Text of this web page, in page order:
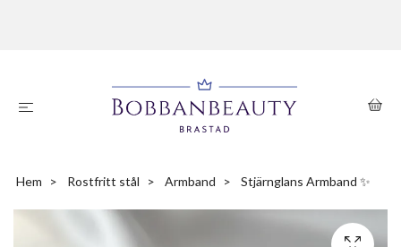
Hem Rostfritt stål Armband Stjärnglans Armband ✨